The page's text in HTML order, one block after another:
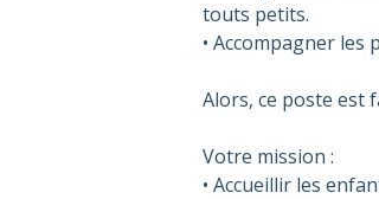
touts petits.
• Accompagner
Alors, ce poste est
Votre mission :
• Accueillir les